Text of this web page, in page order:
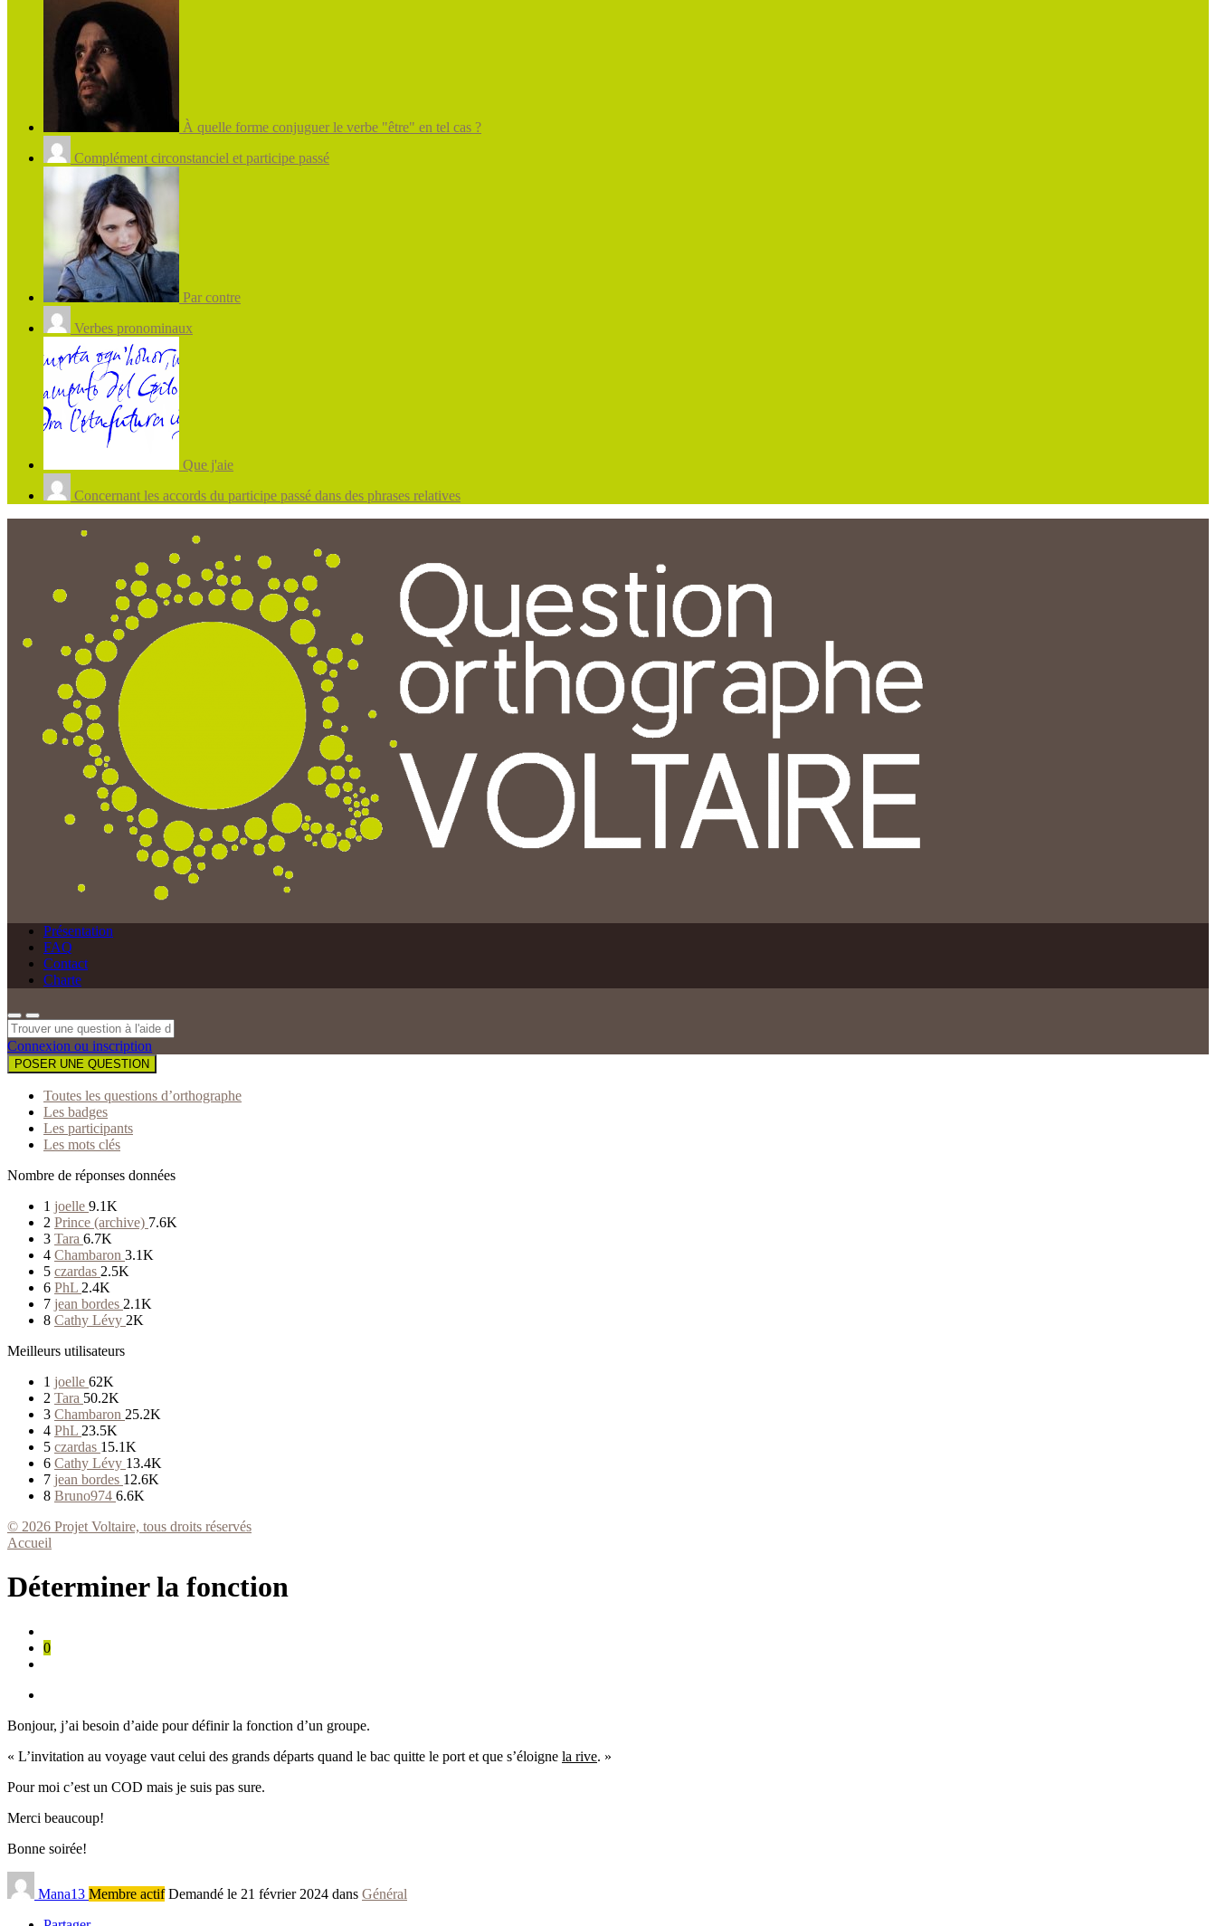
À quelle forme conjuguer le verbe "être" en tel cas ?
Complément circonstanciel et participe passé
Par contre
Verbes pronominaux
Que j'aie
Concernant les accords du participe passé dans des phrases relatives
Présentation
FAQ
Contact
Charte
Connexion ou inscription
POSER UNE QUESTION
Toutes les questions d’orthographe
Les badges
Les participants
Les mots clés
Nombre de réponses données
1 joelle 9.1K
2 Prince (archive) 7.6K
3 Tara 6.7K
4 Chambaron 3.1K
5 czardas 2.5K
6 PhL 2.4K
7 jean bordes 2.1K
8 Cathy Lévy 2K
Meilleurs utilisateurs
1 joelle 62K
2 Tara 50.2K
3 Chambaron 25.2K
4 PhL 23.5K
5 czardas 15.1K
6 Cathy Lévy 13.4K
7 jean bordes 12.6K
8 Bruno974 6.6K
© 2026 Projet Voltaire, tous droits réservés
Accueil
Déterminer la fonction
0
Bonjour, j’ai besoin d’aide pour définir la fonction d’un groupe.
« L’invitation au voyage vaut celui des grands départs quand le bac quitte le port et que s’éloigne la rive. »
Pour moi c’est un COD mais je suis pas sure.
Merci beaucoup!
Bonne soirée!
Mana13 Membre actif Demandé le 21 février 2024 dans Général